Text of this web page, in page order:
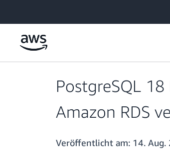
PostgreSQL
Amazon RDS
Veröffentlicht am: 14. Aug.